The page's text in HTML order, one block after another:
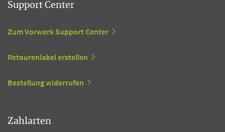
Support Center
Zum Vorwerk Support Center
Retourenlabel erstellen
Bestellung widerrufen
Zahlarten